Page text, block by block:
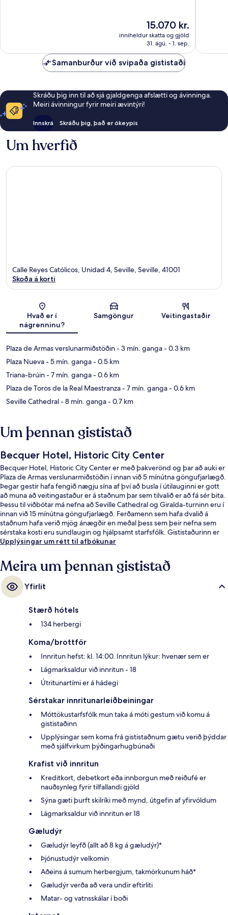
Verðið
er
15.070 kr.
15.070 kr.
inniheldur skatta og gjöld
31. ágú. - 1. sep.
Samanburður við svipaða gististaði
Skráðu þig inn til að sjá gjaldgenga afslætti og ávinninga.
Meiri ávinningur fyrir meiri ævintýri!
Innskrá Skráðu þig, það er ókeypis
Um hverfið
Kort
Calle Reyes Católicos, Unidad 4, Seville, Seville, 41001
Skoða á korti
Hvað er í
nágrenninu?
Samgöngur Veitingastaðir
Plaza de Armas verslunarmiðstöðin- 3 mín. ganga- 0.3 km
Plaza Nueva- 5 mín. ganga- 0.5 km
Triana-brúin- 7 mín. ganga- 0.6 km
Plaza de Toros de la Real Maestranza- 7 mín. ganga- 0.6 km
Seville Cathedral- 8 mín. ganga- 0.7 km
Um þennan gististað
Becquer Hotel, Historic City Center
Becquer Hotel, Historic City Center er með þakverönd og þar að auki er
Plaza de Armas verslunarmiðstöðin í innan við 5 mínútna göngufjarlægð.
Þegar gestir hafa fengið nægju sína af því að busla í útilauginni er gott
að muna að veitingastaður er á staðnum þar sem tilvalið er að fá sér bita.
Þessu til viðbótar má nefna að Seville Cathedral og Giralda-turninn eru í
innan við 15 mínútna göngufjarlægð. Ferðamenn sem hafa dvalið á
staðnum hafa verið mjög ánægðir en meðal þess sem þeir nefna sem
sérstaka kosti eru sundlaugin og hjálpsamt starfsfólk. Gististaðurinn er
stutt frá almenningssamgöngum: Plaza Nueva-sporvagnastoppistöðin
sporvagnastoppistöðin í 10 mínútna.
Upplýsingar um rétt til afbókunar
Meira um þennan gististað
Yfirlit
Stærð hótels
134 herbergi
Koma/brottför
Innritun hefst: kl. 14:00. Innritun lýkur: hvenær sem er
Lágmarksaldur við innritun - 18
Útritunartími er á hádegi
Sérstakar innritunarleiðbeiningar
Móttökustarfsfólk mun taka á móti gestum við komu á
gististaðinn
Upplýsingar sem koma frá gististaðnum gætu verið þýddar
með sjálfvirkum þýðingarhugbúnaði
Krafist við innritun
Kreditkort, debetkort eða innborgun með reiðufé er
nauðsynleg fyrir tilfallandi gjöld
Sýna gæti þurft skilríki með mynd, útgefin af yfirvöldum
Lágmarksaldur við innritun er 18
Gæludýr
Gæludýr leyfð (allt að 8 kg á gæludýr)*
Þjónustudýr velkomin
Aðeins á sumum herbergjum, takmörkunum háð*
Gæludýr verða að vera undir eftirliti
Matar- og vatnsskálar í boði